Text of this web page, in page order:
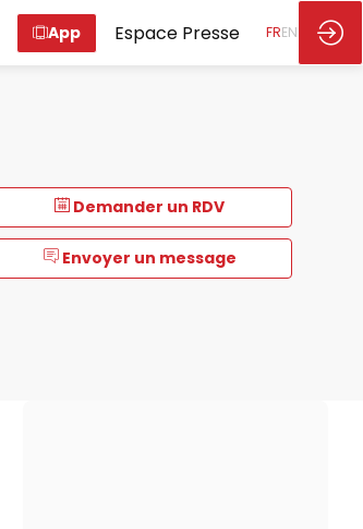
App Espace Presse FREN
Demander un RDV
Envoyer un message